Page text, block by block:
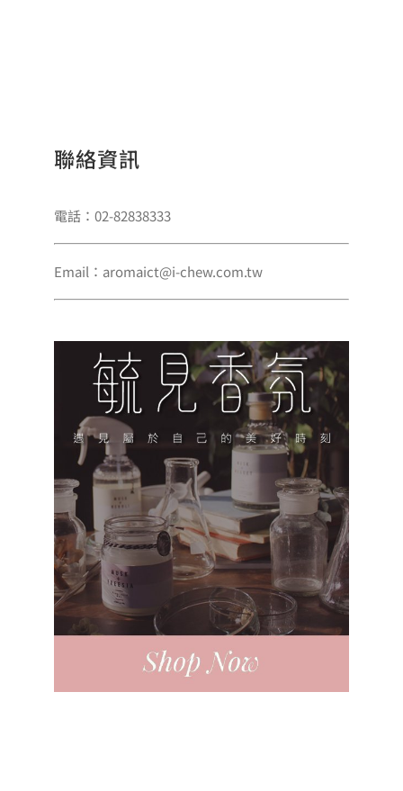
聯絡資訊
電話：02-82838333
Email：aromaict@i-chew.com.tw